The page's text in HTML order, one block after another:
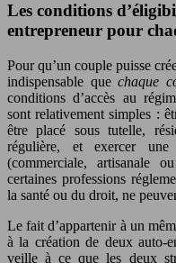
Les conditions
entrepreneur pour
Pour qu’un couple puisse
indispensable quechaque
conditions d’accès au
sont relativement simples :
être placé sous tutelle,
régulière, et exercer
(commerciale, artisanale
certaines professions
la santé ou du droit, ne
Le fait d’appartenir à un
à la création de deux auto-
veille à ce que les deux